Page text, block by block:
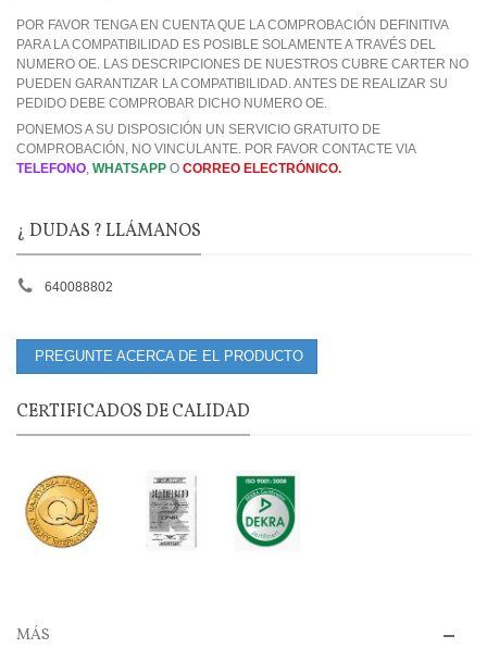
POR FAVOR TENGA EN CUENTA QUE LA COMPROBACIÓN DEFINITIVA
PARA LA COMPATIBILIDAD ES POSIBLE SOLAMENTE A TRAVÉS DEL
NUMERO OE. LAS DESCRIPCIONES DE NUESTROS CUBRE CARTER NO
PUEDEN GARANTIZAR LA COMPATIBILIDAD. ANTES DE REALIZAR SU
PEDIDO DEBE COMPROBAR DICHO NUMERO OE.
PONEMOS A SU DISPOSICIÓN UN SERVICIO GRATUITO DE
COMPROBACIÓN, NO VINCULANTE. POR FAVOR CONTACTE VIA
TELEFONO, WHATSAPP O CORREO ELECTRÓNICO.
¿ DUDAS ? LLÁMANOS
640088802
PREGUNTE ACERCA DE EL PRODUCTO
CERTIFICADOS DE CALIDAD
MÁS